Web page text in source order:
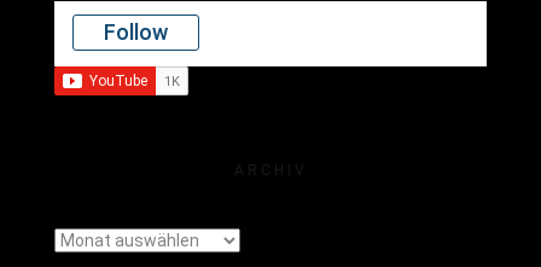
Follow
ARCHIV
Archiv